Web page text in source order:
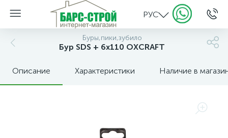
РУС
Буры,пики,зубило
Бур SDS + 6х110 OXCRAFT
Описание Характеристики Наличие в